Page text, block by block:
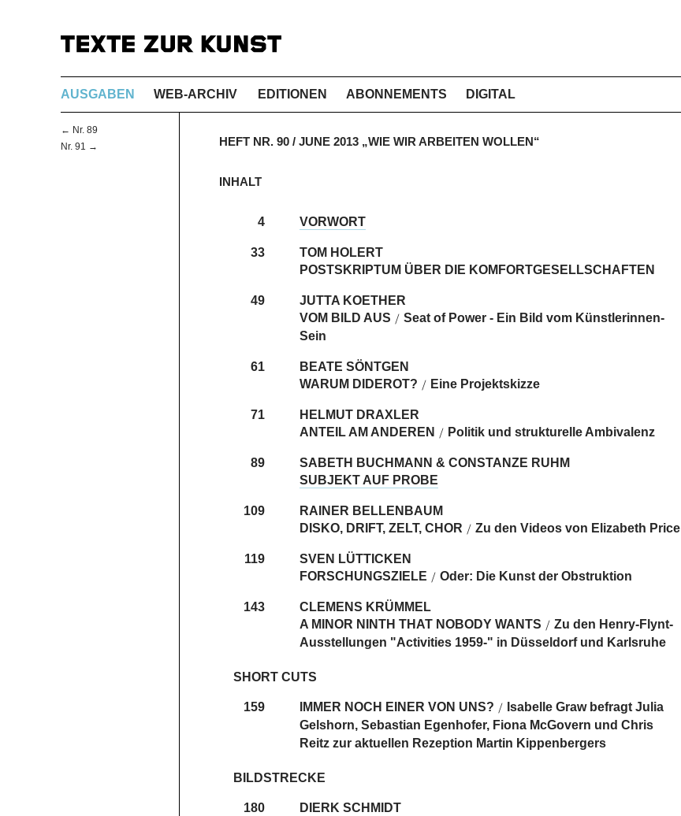
AUSGABEN WEB-ARCHIV EDITIONEN ABONNEMENTS DIGITAL
← Nr. 89
Nr. 91 →
HEFT NR. 90 / JUNE 2013 „WIE WIR ARBEITEN WOLLEN“
INHALT
4 VORWORT
33
TOM HOLERT
POSTSKRIPTUM ÜBER DIE KOMFORTGESELLSCHAFTEN
49
JUTTA KOETHER
VOM BILD AUS / Seat of Power - Ein Bild vom Künstlerinnen-
Sein
61
BEATE SÖNTGEN
WARUM DIDEROT? / Eine Projektskizze
71
HELMUT DRAXLER
ANTEIL AM ANDEREN / Politik und strukturelle Ambivalenz
89
SABETH BUCHMANN & CONSTANZE RUHM
SUBJEKT AUF PROBE
109
RAINER BELLENBAUM
DISKO, DRIFT, ZELT, CHOR / Zu den Videos von Elizabeth Price
119
SVEN LÜTTICKEN
FORSCHUNGSZIELE / Oder: Die Kunst der Obstruktion
143
CLEMENS KRÜMMEL
A MINOR NINTH THAT NOBODY WANTS / Zu den Henry-Flynt-
Ausstellungen "Activities 1959-" in Düsseldorf und Karlsruhe
SHORT CUTS
159 IMMER NOCH EINER VON UNS? / Isabelle Graw befragt Julia
Gelshorn, Sebastian Egenhofer, Fiona McGovern und Chris
Reitz zur aktuellen Rezeption Martin Kippenbergers
BILDSTRECKE
180
DIERK SCHMIDT